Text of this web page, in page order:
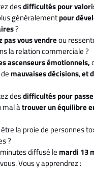
desdifficultés pour
généralementpour
?
pas vous vendreou
la relation commerciale ?
ascenseurs émotionnels,
mauvaises décisions,et
desdifficultés pour
mal àtrouver un équilibre
la proie de personnes
?
diffusé le mardi 13
Vous y apprendrez :